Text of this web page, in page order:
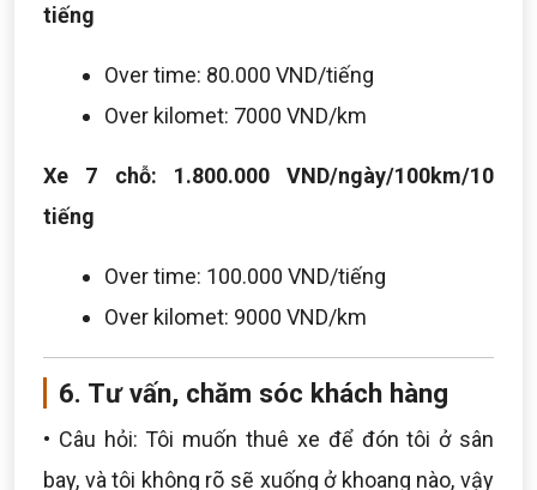
tiếng
Over time: 80.000 VND/tiếng
Over kilomet: 7000 VND/km
Xe 7 chỗ: 1.800.000 VND/ngày/100km/10
tiếng
Over time: 100.000 VND/tiếng
Over kilomet: 9000 VND/km
6. Tư vấn, chăm sóc khách hàng
• Câu hỏi: Tôi muốn thuê xe để đón tôi ở sân
bay, và tôi không rõ sẽ xuống ở khoang nào, vậy